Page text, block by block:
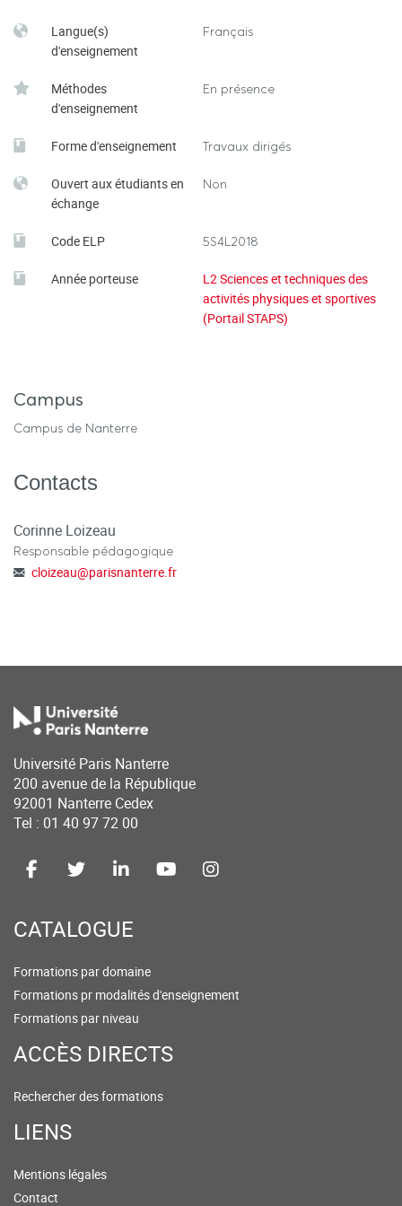
E.FRUGIER, J.CHOQUE, « Fitness, LIA, HILO, Step, 110 pas
-25 enchaînements » Amphora 2004
EPS n°79
Langue(s)
d'enseignement
Français
Méthodes
d'enseignement
En présence
Forme d'enseignement Travaux dirigés
Ouvert aux étudiants en
échange
Non
Code ELP 5S4L2018
Année porteuse
L2 Sciences et techniques des
activités physiques et sportives
(Portail STAPS)
Campus
Campus de Nanterre
Contacts
Corinne Loizeau
Responsable pédagogique
cloizeau@parisnanterre.fr
Université Paris Nanterre
200 avenue de la République
92001 Nanterre Cedex
Tel : 01 40 97 72 00
CATALOGUE
Formations par domaine
Formations pr modalités d'enseignement
Formations par niveau
ACCÈS DIRECTS
Rechercher des formations
LIENS
Mentions légales
Contact